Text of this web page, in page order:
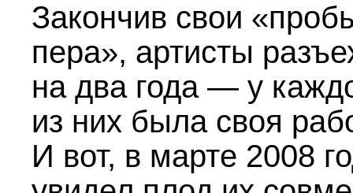
Закончив свои
пера», артисты
на два года — у
из них была своя
И вот, в марте 2008